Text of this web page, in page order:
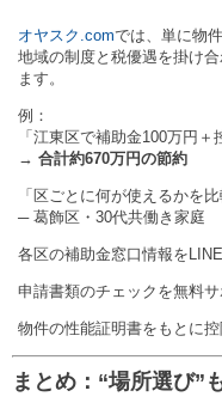
オヤスク.comでは、単に物
地域の制度と税優遇を掛け
ます。
例：
「江東区で補助金100万円＋
→ 合計約670万円の節約
「区ごとに何が使えるかを
─ 葛飾区・30代共働き家庭
各区の補助金窓口情報を
申請書類のチェックを無料サ
物件の性能証明書をもとに
まとめ：“場所選び”